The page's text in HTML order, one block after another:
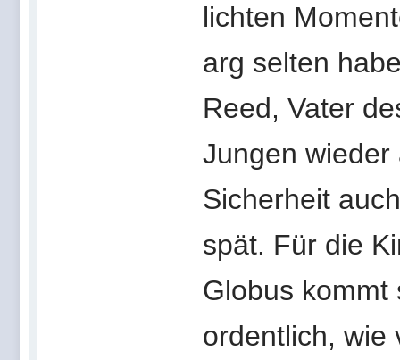
lichten
arg selten
Reed, Vater
Jungen wieder
Sicherheit
spät. Für die
Globus kommt
ordentlich, wie